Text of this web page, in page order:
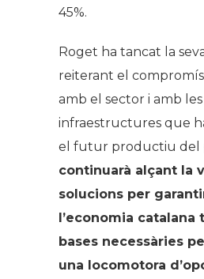
45%.
Roget ha tancat la
reiterant el
amb el sector i amb les
infraestructures que
el futur productiu del
continuarà alçant la
solucions per
l’economia catalana
bases necessàries
una locomotora